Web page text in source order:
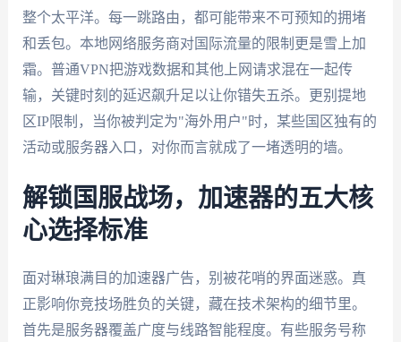
整个太平洋。每一跳路由，都可能带来不可预知的拥堵
和丢包。本地网络服务商对国际流量的限制更是雪上加
霜。普通VPN把游戏数据和其他上网请求混在一起传
输，关键时刻的延迟飙升足以让你错失五杀。更别提地
区IP限制，当你被判定为"海外用户"时，某些国区独有的
活动或服务器入口，对你而言就成了一堵透明的墙。
解锁国服战场，加速器的五大核
心选择标准
面对琳琅满目的加速器广告，别被花哨的界面迷惑。真
正影响你竞技场胜负的关键，藏在技术架构的细节里。
首先是服务器覆盖广度与线路智能程度。有些服务号称